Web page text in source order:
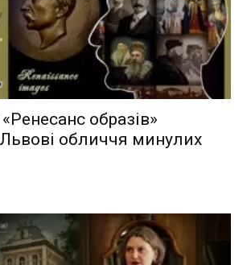
образів»
Львові обличчя минулих